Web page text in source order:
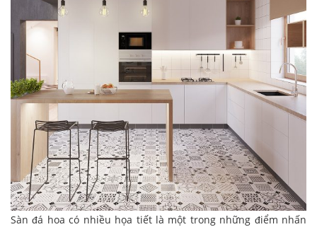
Sàn đá hoa có nhiều họa tiết là một trong những điểm nhấn